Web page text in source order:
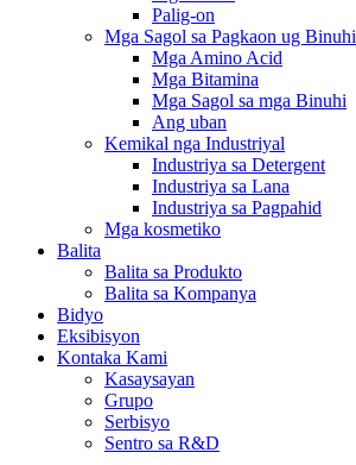
Palig-on
Mga Sagol sa Pagkaon ug Binuhi
Mga Amino Acid
Mga Bitamina
Mga Sagol sa mga Binuhi
Ang uban
Kemikal nga Industriyal
Industriya sa Detergent
Industriya sa Lana
Industriya sa Pagpahid
Mga kosmetiko
Balita
Balita sa Produkto
Balita sa Kompanya
Bidyo
Eksibisyon
Kontaka Kami
Kasaysayan
Grupo
Serbisyo
Sentro sa R&D